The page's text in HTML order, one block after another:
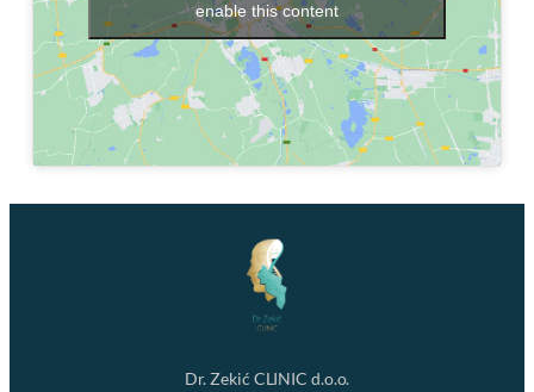
enable this content
Dr. Zekić CLINIC d.o.o.